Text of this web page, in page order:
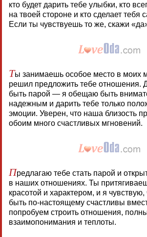
кто будет дарить тебе улыбки, кто
на твоей стороне и кто сделает тебя
Если ты чувствуешь то же, скажи
Ты занимаешь особое место в моих
решил предложить тебе отношения.
быть парой — я обещаю быть
надежным и дарить тебе только
эмоции. Уверен, что наша близость
обоим много счастливых мгновений.
Предлагаю тебе стать парой и
в наших отношениях. Ты
красотой и характером, и я
быть по-настоящему счастливы
попробуем строить отношения,
взаимопонимания и теплоты.